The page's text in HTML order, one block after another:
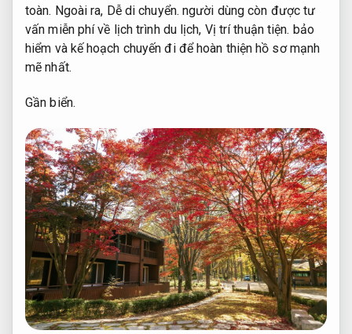
toàn. Ngoài ra, Dễ di chuyển. người dùng còn được tư
vấn miễn phí về lịch trình du lịch, Vị trí thuận tiện. bảo
hiểm và kế hoạch chuyến đi để hoàn thiện hồ sơ mạnh
mẽ nhất.
Gần biển.